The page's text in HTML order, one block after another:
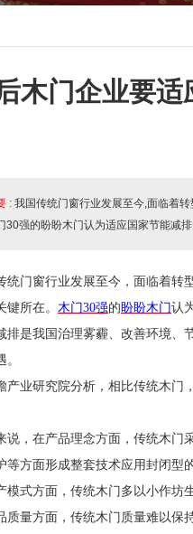
木门企业要
: 我国传统门窗行业发展至今,面临着
30强的盼盼木门认为适应国家节能减
统门窗行业发展至今，面临着转
键所在。 木门30强的盼盼木门认
排是我国治理雾霾、改善环境、
产业研究院分析，相比传统木门
说，在产品理念方面，传统木门
等方面形成整套技术应用封闭型
模式方面，传统木门多以小作坊
质量方面，传统木门质量难以保